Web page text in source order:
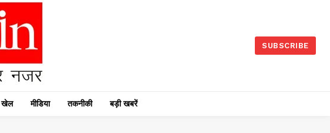
SUBSCRIBE
खेल मीडिया तकनीकी बड़ी खबरें